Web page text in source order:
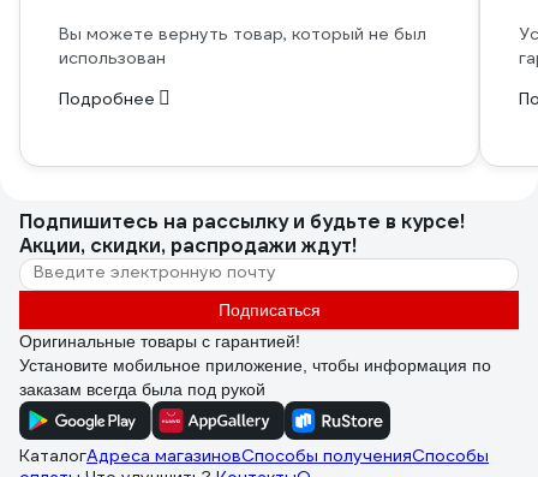
Вы можете вернуть товар, который не был
использован
Подробнее
Подпишитесь на рассылкуи будьте в курсе!
Акции, скидки, распродажи ждут!
Подписаться
Оригинальные товары с гарантией!
Установите мобильное приложение, чтобы информация по
заказам всегда была под рукой
КаталогАдреса магазиновСпособы полученияСпособы